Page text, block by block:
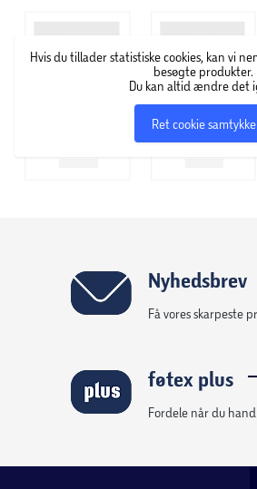
Hvis du tillader statistiske cookies, kan vi
besøgte produkter.
Du kan altid ændre det
Ret cookie samtykke
Nyhedsbrev
Få vores skarpeste
føtex plus
Fordele når du